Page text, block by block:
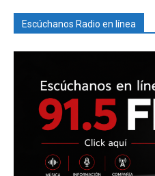
Escúchanos Radio en línea